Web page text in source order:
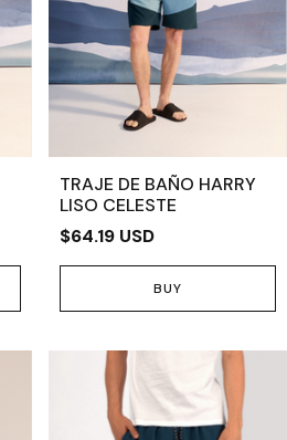
TRAJE DE BAÑO HARRY
LISO CELESTE
$64.19 USD
BUY